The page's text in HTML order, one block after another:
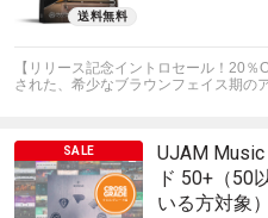
【リリース記念イントロセール！20
された、希少なブラウンフェイス期の
UJAM Music
ド 50+（50
いる方対象）